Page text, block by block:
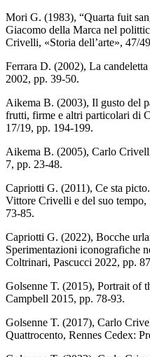
Mori G. (1983), “Quarta fuit
Giacomo della Marca nel
Crivelli, «Storia dell’arte», 47/
Ferrara D. (2002), La
2002, pp. 39-50.
Aikema B. (2003), Il gusto del
frutti, firme e altri particolari di
17/19, pp. 194-199.
Aikema B. (2005), Carlo
7, pp. 23-48.
Capriotti G. (2011), Ce sta
Vittore Crivelli e del suo
73-85.
Capriotti G. (2022), Bocche
Sperimentazioni iconografiche
Coltrinari, Pascucci 2022, pp.
Golsenne T. (2015), Portrait of
Campbell 2015, pp. 78-93.
Golsenne T. (2017), Carlo
Quattrocento, Rennes Cedex: